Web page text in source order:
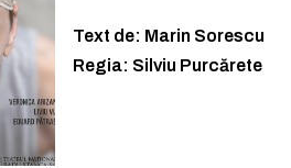
Text de: Marin Sorescu
Regia: Silviu Purcărete